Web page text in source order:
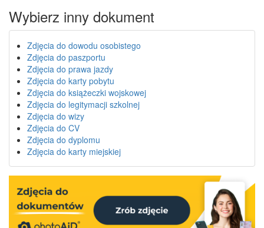
Wybierz inny dokument
Zdjęcia do dowodu osobistego
Zdjęcia do paszportu
Zdjęcia do prawa jazdy
Zdjęcia do karty pobytu
Zdjęcia do książeczki wojskowej
Zdjęcia do legitymacji szkolnej
Zdjęcia do wizy
Zdjęcia do CV
Zdjęcia do dyplomu
Zdjęcia do karty miejskiej